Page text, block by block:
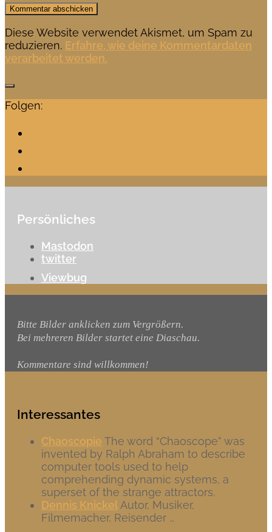
Diese Website verwendet Akismet, um Spam zu
reduzieren. Erfahre, wie deine Kommentardaten
verarbeitet werden.
Folgen:
Persönliches
Mastodon
twitter
Viewbug
Bitte Bilder anklicken zum Vergrößern.
Bei mehreren Bilder startet eine Diaschau.
Kommentare sind willkommen!
Interessantes
Chaoscopie The word “Chaoscope” was
invented by Ralph Abraham to describe
computer tools used to help
comprehending dynamic systems, a
superset of the strange attractors.
Dennis KnickelAutor, Musiker,
Filmemacher, Reisender …